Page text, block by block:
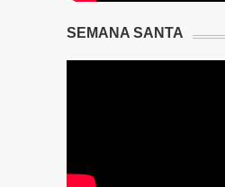
SEMANA SANTA